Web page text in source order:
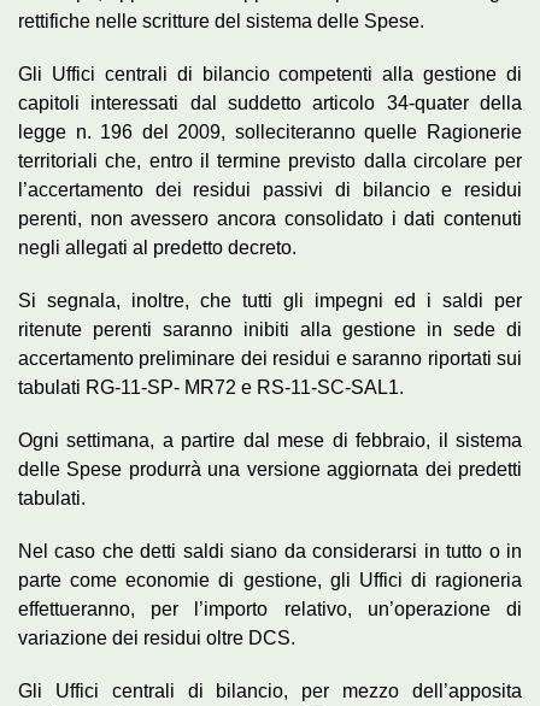
rettifiche nelle scritture del sistema delle Spese.
Gli Uffici centrali di bilancio competenti alla gestione di
capitoli interessati dal suddetto articolo 34-quater della
legge n. 196 del 2009, solleciteranno quelle Ragionerie
territoriali che, entro il termine previsto dalla circolare per
l’accertamento dei residui passivi di bilancio e residui
perenti, non avessero ancora consolidato i dati contenuti
negli allegati al predetto decreto.
Si segnala, inoltre, che tutti gli impegni ed i saldi per
ritenute perenti saranno inibiti alla gestione in sede di
accertamento preliminare dei residui e saranno riportati sui
tabulati RG-11-SP- MR72 e RS-11-SC-SAL1.
Ogni settimana, a partire dal mese di febbraio, il sistema
delle Spese produrrà una versione aggiornata dei predetti
tabulati.
Nel caso che detti saldi siano da considerarsi in tutto o in
parte come economie di gestione, gli Uffici di ragioneria
effettueranno, per l’importo relativo, un’operazione di
variazione dei residui oltre DCS.
Gli Uffici centrali di bilancio, per mezzo dell’apposita